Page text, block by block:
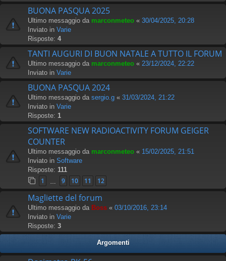
BUONA PASQUA 2025
Ultimo messaggio da marconmeteo « 30/04/2025, 20:28
Inviato in Varie
Risposte: 4
TANTI AUGURI DI BUON NATALE A TUTTO IL FORUM
Ultimo messaggio da marconmeteo « 23/12/2024, 22:22
Inviato in Varie
BUONA PASQUA 2024
Ultimo messaggio da sergio.g « 31/03/2024, 21:22
Inviato in Varie
Risposte: 1
SOFTWARE NEW RADIOACTIVITY FORUM GEIGER
COUNTER
Ultimo messaggio da marconmeteo « 15/02/2025, 21:51
Inviato in Software
Risposte: 111
1 9 10 11 12
Magliette del forum
Ultimo messaggio da Boss « 03/10/2016, 23:14
Inviato in Varie
Risposte: 3
Argomenti